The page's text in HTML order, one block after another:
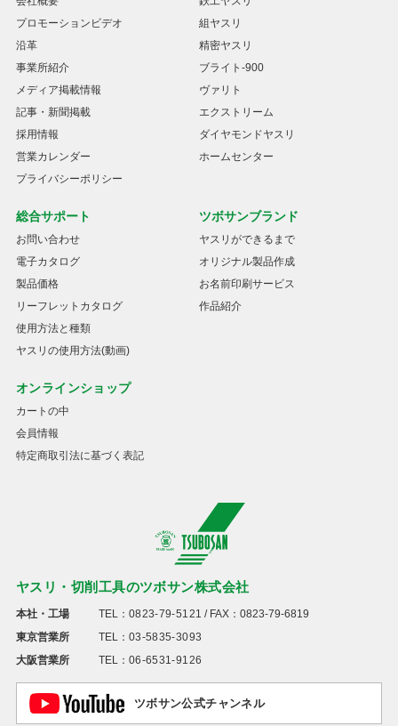
ヤスリ・切削工具のツボサン株式会社
本社・工場 TEL： 0823-79-5121 / FAX：0823-79-6819
東京営業所
TEL： 03-5835-3093
大阪営業所
TEL： 06-6531-9126
ツボサン公式チャンネル
プロモーションビデオ
沿革
事業所紹介
メディア掲載情報
記事・新聞掲載
採用情報
営業カレンダー
プライバシーポリシー
組ヤスリ
精密ヤスリ
ブライト-900
ヴァリト
エクストリーム
ダイヤモンドヤスリ
ホームセンター
総合サポート
お問い合わせ
電子カタログ
製品価格
リーフレットカタログ
使用方法と種類
ヤスリの使用方法(動画)
ツボサンブランド
ヤスリができるまで
オリジナル製品作成
お名前印刷サービス
作品紹介
オンラインショップ
カートの中
会員情報
特定商取引法に基づく表記